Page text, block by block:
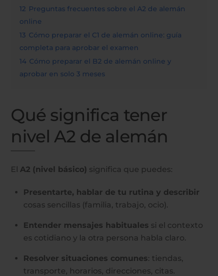
12 Preguntas frecuentes sobre el A2 de alemán
online
13 Cómo preparar el C1 de alemán online: guía
completa para aprobar el examen
14 Cómo preparar el B2 de alemán online y
aprobar en solo 3 meses
Qué significa tener
nivel A2 de alemán
ElA2 (nivel básico) significa que puedes:
Presentarte, hablar de tu rutina y describir
cosas sencillas (familia, trabajo, ocio).
Entender mensajes habituales si el contexto
es cotidiano y la otra persona habla claro.
Resolver situaciones comunes: tiendas,
transporte, horarios, direcciones, citas.